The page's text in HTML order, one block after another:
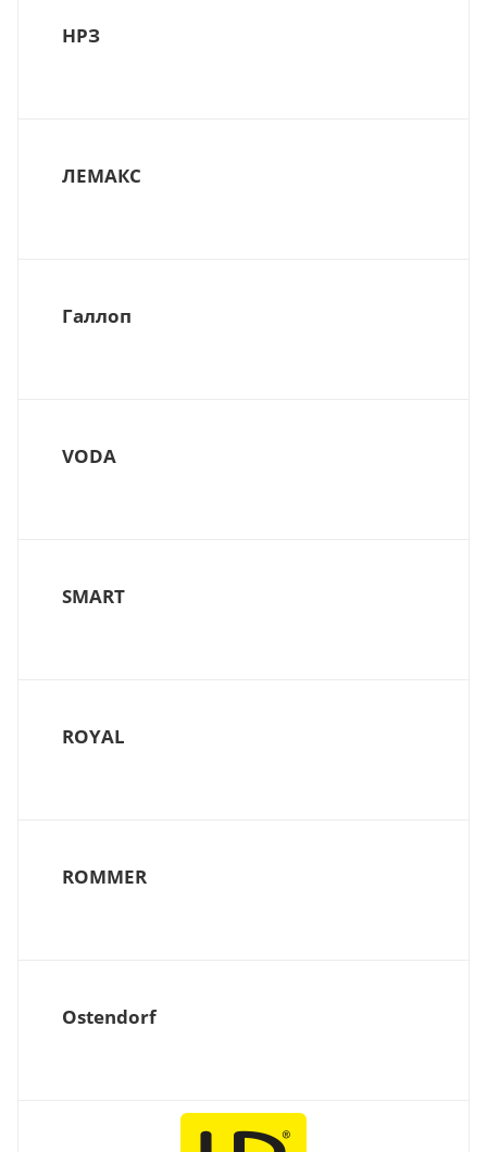
НРЗ
ЛЕМАКС
Галлоп
VODA
SMART
ROYAL
ROMMER
Ostendorf